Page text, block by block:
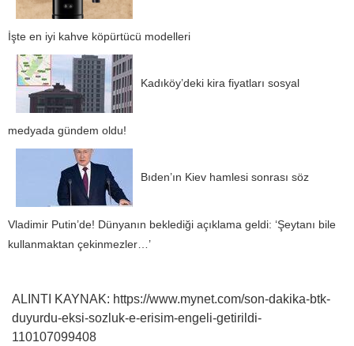
İşte en iyi kahve köpürtücü modelleri
Kadıköy’deki kira fiyatları sosyal
medyada gündem oldu!
Bıden’ın Kiev hamlesi sonrası söz
Vladimir Putin’de! Dünyanın beklediği açıklama geldi: ‘Şeytanı bile
kullanmaktan çekinmezler…’
ALINTI KAYNAK: https://www.mynet.com/son-dakika-btk-
duyurdu-eksi-sozluk-e-erisim-engeli-getirildi-
110107099408